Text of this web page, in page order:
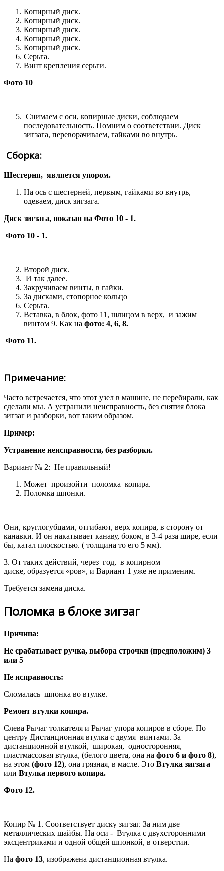
Копирный диск.
Копирный диск.
Копирный диск.
Копирный диск.
Копирный диск.
Серьга.
Винт крепления серьги.
Фото 10
Снимаем с оси, копирные диски, соблюдаем
последовательность. Помним о соответствии. Диск
зигзага, переворачиваем, гайками во внутрь.
Сборка:
Шестерня, является упором.
На ось с шестерней, первым, гайками во внутрь,
одеваем, диск зигзага.
Диск зигзага, показан на Фото 10 - 1.
Фото 10 - 1.
Второй диск.
И так далее.
Закручиваем винты, в гайки.
За дисками, стопорное кольцо
Серьга.
Вставка, в блок, фото 11, шлицом в верх, и зажим
винтом 9. Как на фото: 4, 6, 8.
Фото 11.
Примечание:
Часто встречается, что этот узел в машине, не перебирали, как
сделали мы. А устранили неисправность, без снятия блока
зигзаг и разборки, вот таким образом.
Пример:
Устранение неисправности, без разборки.
Вариант № 2: Не правильный!
Может произойти поломка копира.
Поломка шпонки.
Они, круглогубцами, отгибают, верх копира, в сторону от
канавки. И он накатывает канаву, боком, в 3-4 раза шире, если
бы, катал плоскостью. ( толщина то его 5 мм).
3. От таких действий, через год, в копирном
диске, образуется «ров», и Вариант 1 уже не применим.
Требуется замена диска.
Поломка в блоке зигзаг
Причина:
Не срабатывает ручка, выбора строчки (предположим) 3
или 5
Не исправность:
Сломалась шпонка во втулке.
Ремонт втулки копира.
Слева Рычаг толкателя и Рычаг упора копиров в сборе. По
центру Дистанционная втулка с двумя винтами. За
дистанционной втулкой, широкая, односторонняя,
пластмассовая втулка, (белого цвета, она на фото 6 и фото 8),
на этом (фото 12), она грязная, в масле. Это Втулка зигзага
или Втулка первого копира.
Фото 12.
Копир № 1. Соответствует диску зигзаг. За ним две
металлических шайбы. На оси - Втулка с двухсторонними
эксцентриками и одной общей шпонкой, в отверстии.
На фото 13, изображена дистанционная втулка.